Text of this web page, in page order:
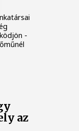
-
az